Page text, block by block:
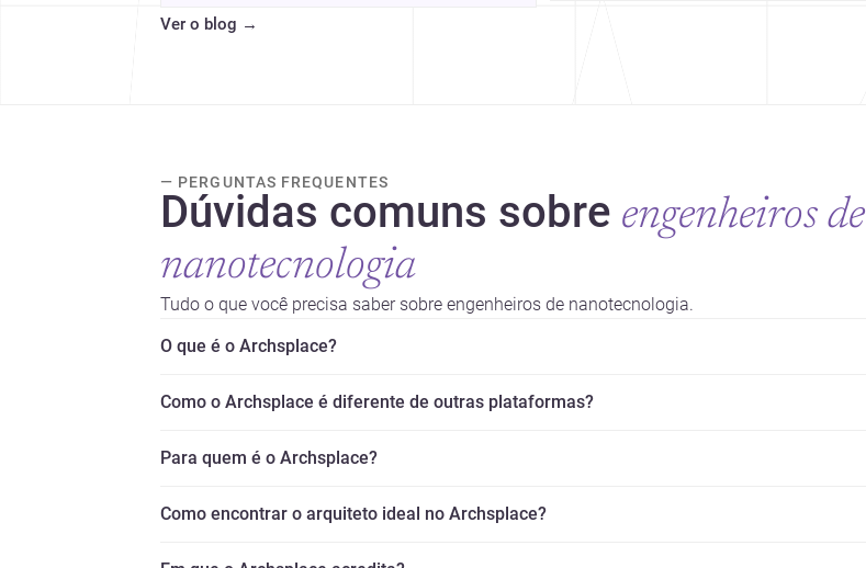
Ver o blog →
— PERGUNTAS FREQUENTES
Dúvidas comuns sobre engenheiros de
nanotecnologia
Tudo o que você precisa saber sobre engenheiros de nanotecnologia.
O que é o Archsplace?
Como o Archsplace é diferente de outras plataformas?
Para quem é o Archsplace?
Como encontrar o arquiteto ideal no Archsplace?